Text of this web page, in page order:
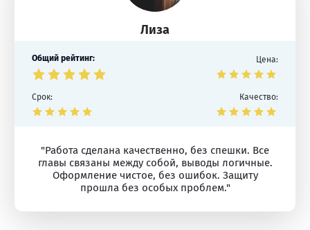
Лиза
Общий рейтинг: Цена:
Срок: Качество:
"Работа сделана качественно, без спешки. Все
главы связаны между собой, выводы логичные.
Оформление чистое, без ошибок. Защиту
прошла без особых проблем."